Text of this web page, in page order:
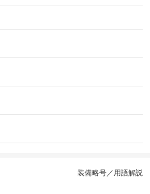
装備略号／用語解説